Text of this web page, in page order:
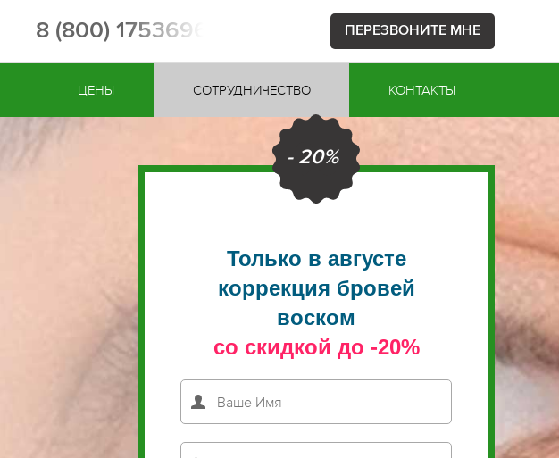
8 (800) 1753696 ПЕРЕЗВОНИТЕ МНЕ
ЦЕНЫ СОТРУДНИЧЕСТВО КОНТАКТЫ
- 20%
Только в августе
коррекция бровей
воском
со скидкой до -20%